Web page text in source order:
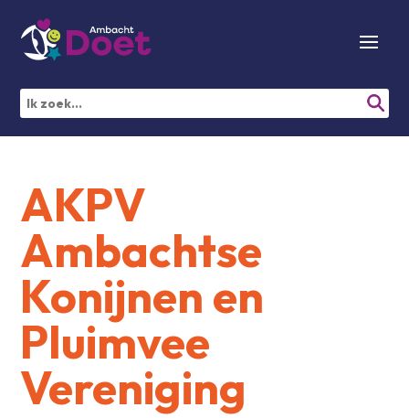
AKPV
Ambachtse
Konijnen en
Pluimvee
Vereniging